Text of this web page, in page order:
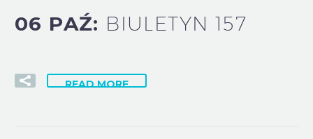
06 PAŹ: BIULETYN 157
READ MORE